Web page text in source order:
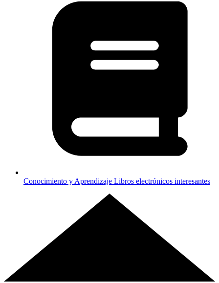
Conocimiento y Aprendizaje Libros electrónicos interesantes